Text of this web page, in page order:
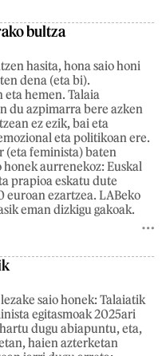
bultza
hasita, hona saio honi
dena (eta bi).
eta hemen. Talaia
du azpimarra bere azken
ez ezik, bai eta
eta politikoan ere.
(eta feminista) baten
aurrenekoz: Euskal
prapioa eskatu dute
euroan ezartzea. LABeko
eman dizkigu gakoak.
saio honek: Talaiatik
egitasmoak 2025ari
dugu abiapuntu, eta,
haien azterketan